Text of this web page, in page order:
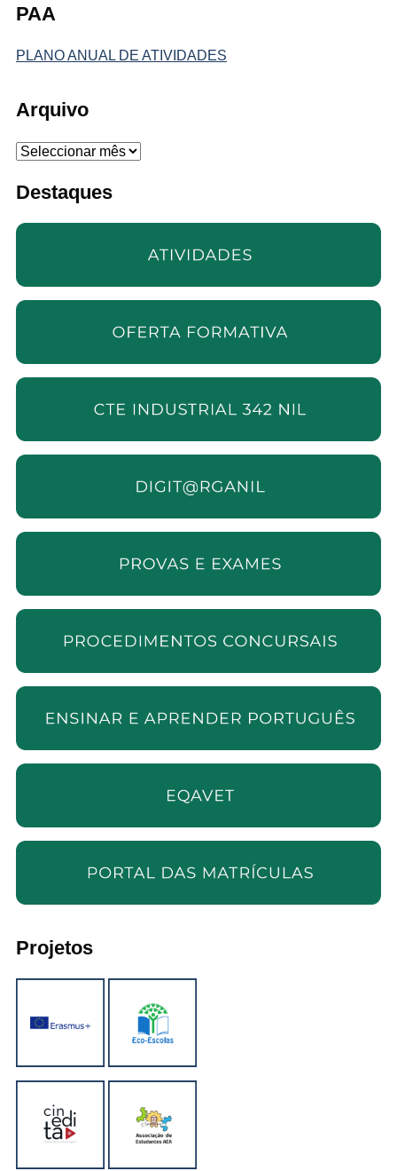
PAA
PLANO ANUAL DE ATIVIDADES
Arquivo
Arquivo
Destaques
Projetos